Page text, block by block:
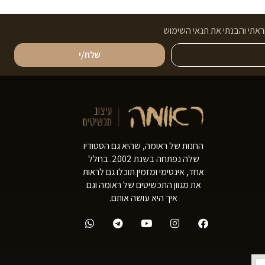
והבנתי את תנאי השימוש
שלח/י
החנות של ראומה, שהיא גם הסטודיו
שלה נפתחה בשנת 2002. בחלל
אחד, אינטימי ומזמין תוכלו גם לראות
את מגוון התכשיטים של ראומה וגם
איך היא עושה אותם.